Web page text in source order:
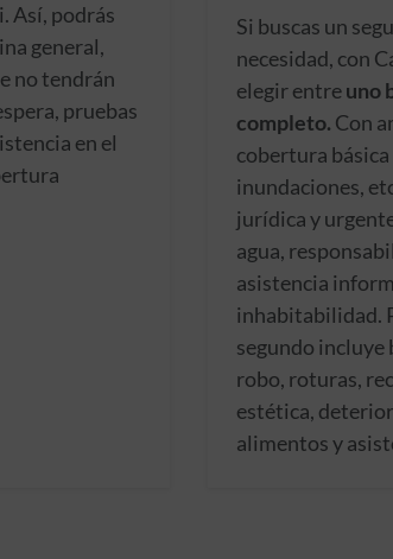
Así, podrás
general,
no tendrán
pruebas
en el
Si buscas un
necesidad, con
elegir entreuno
completo. Con
cobertura
inundaciones,
jurídica y
agua,
asistencia
inhabitabilidad.
segundo incluye
robo, roturas,
estética,
alimentos y